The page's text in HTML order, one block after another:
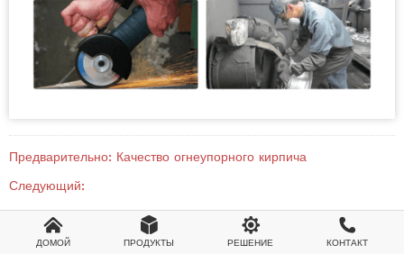
Предварительно: Качество огнеупорного кирпича
Следующий:

ДОМОЙ

ПРОДУКТЫ

РЕШЕНИЕ

КОНТАКТ